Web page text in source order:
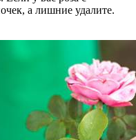
а лишние удалите.